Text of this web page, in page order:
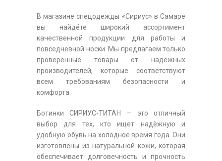
В магазине спецодежды «Сириус» в Самаре
вы найдёте широкий ассортимент
качественной продукции для работы и
повседневной носки. Мы предлагаем только
проверенные товары от надёжных
производителей, которые соответствуют
всем требованиям безопасности и
комфорта.
Ботинки СИРИУС-ТИТАН — это отличный
выбор для тех, кто ищет надёжную и
удобную обувь на холодное время года. Они
изготовлены из натуральной кожи, которая
обеспечивает долговечность и прочность